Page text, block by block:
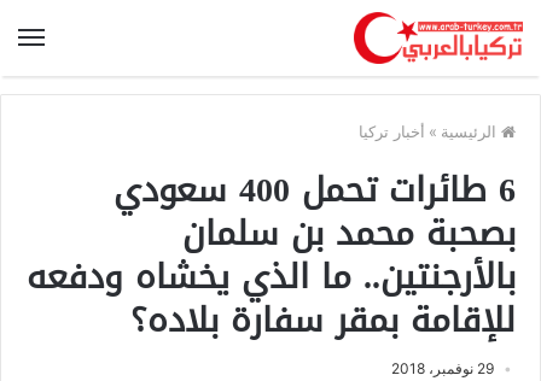
الرئيسية » أخبار تركيا
6 طائرات تحمل 400 سعودي
بصحبة محمد بن سلمان
بالأرجنتين.. ما الذي يخشاه ودفعه
للإقامة بمقر سفارة بلاده؟
29 نوفمبر، 2018